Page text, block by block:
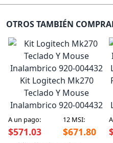
OTROS TAMBIÉN
Kit Logitech Mk270
Teclado Y Mouse
Inalambrico 920-004432
A un pago: 12 MSI:
$571.03 $671.80